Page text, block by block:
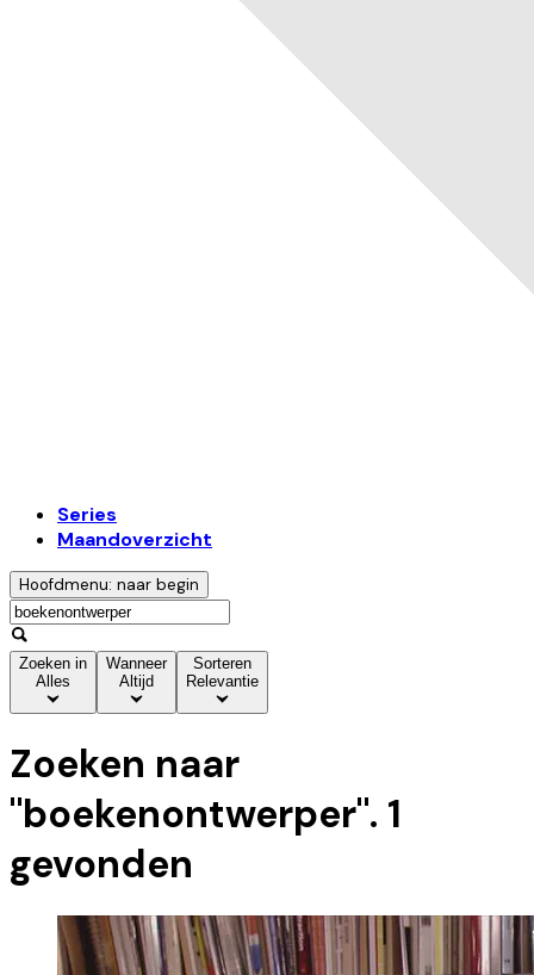
Series
Maandoverzicht
Hoofdmenu: naar begin
Zoeken in
Alles
Wanneer
Altijd
Sorteren
Relevantie
Zoeken naar
"boekenontwerper". 1
gevonden